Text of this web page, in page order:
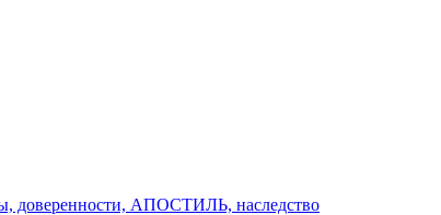
доверенности, АПОСТИЛЬ, наследство